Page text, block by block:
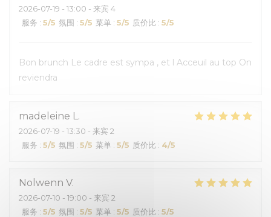
2026-07-19 - 13:00 - 来宾 4
服务 : 5/5 氛围 : 5/5 菜单 : 5/5 质价比 : 5/5
Bon brunch Le cadre est sympa , et l Acceuil au top On
reviendra
madeleine L
2026-07-19 - 13:30 - 来宾 2
服务 : 5/5 氛围 : 5/5 菜单 : 5/5 质价比 : 4/5
Nolwenn V
2026-07-10 - 19:00 - 来宾 2
服务 : 5/5 氛围 : 5/5 菜单 : 5/5 质价比 : 5/5